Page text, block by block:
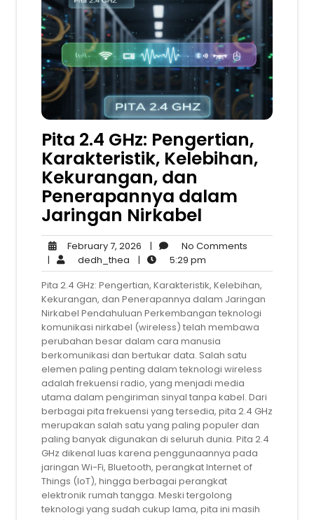
Pita 2.4 GHz: Pengertian,
Karakteristik, Kelebihan,
Kekurangan, dan
Penerapannya dalam
Jaringan Nirkabel
February 7, 2026 February
7,
2026
| No Comments
| dedh_thea dedh_thea
| 5:29 pm
pm
Pita 2.4 GHz: Pengertian, Karakteristik, Kelebihan,
Kekurangan, dan Penerapannya dalam Jaringan
Nirkabel Pendahuluan Perkembangan teknologi
komunikasi nirkabel (wireless) telah membawa
perubahan besar dalam cara manusia
berkomunikasi dan bertukar data. Salah satu
elemen paling penting dalam teknologi wireless
adalah frekuensi radio, yang menjadi media
utama dalam pengiriman sinyal tanpa kabel. Dari
berbagai pita frekuensi yang tersedia, pita 2.4 GHz
merupakan salah satu yang paling populer dan
paling banyak digunakan di seluruh dunia. Pita 2.4
GHz dikenal luas karena penggunaannya pada
jaringan Wi-Fi, Bluetooth, perangkat Internet of
Things (IoT), hingga berbagai perangkat
elektronik rumah tangga. Meski tergolong
teknologi yang sudah cukup lama, pita ini masih